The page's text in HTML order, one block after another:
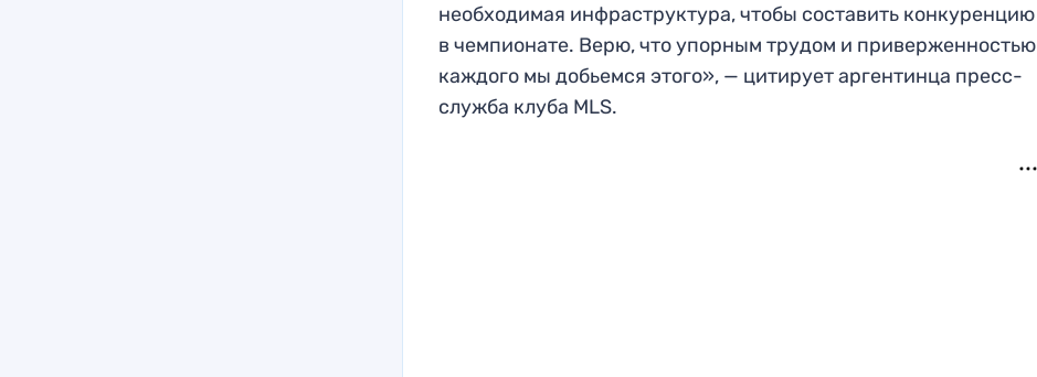
необходимая инфраструктура, чтобы составить конкуренцию
в чемпионате. Верю, что упорным трудом и приверженностью
каждого мы добьемся этого», — цитирует аргентинца пресс-
служба клуба MLS.